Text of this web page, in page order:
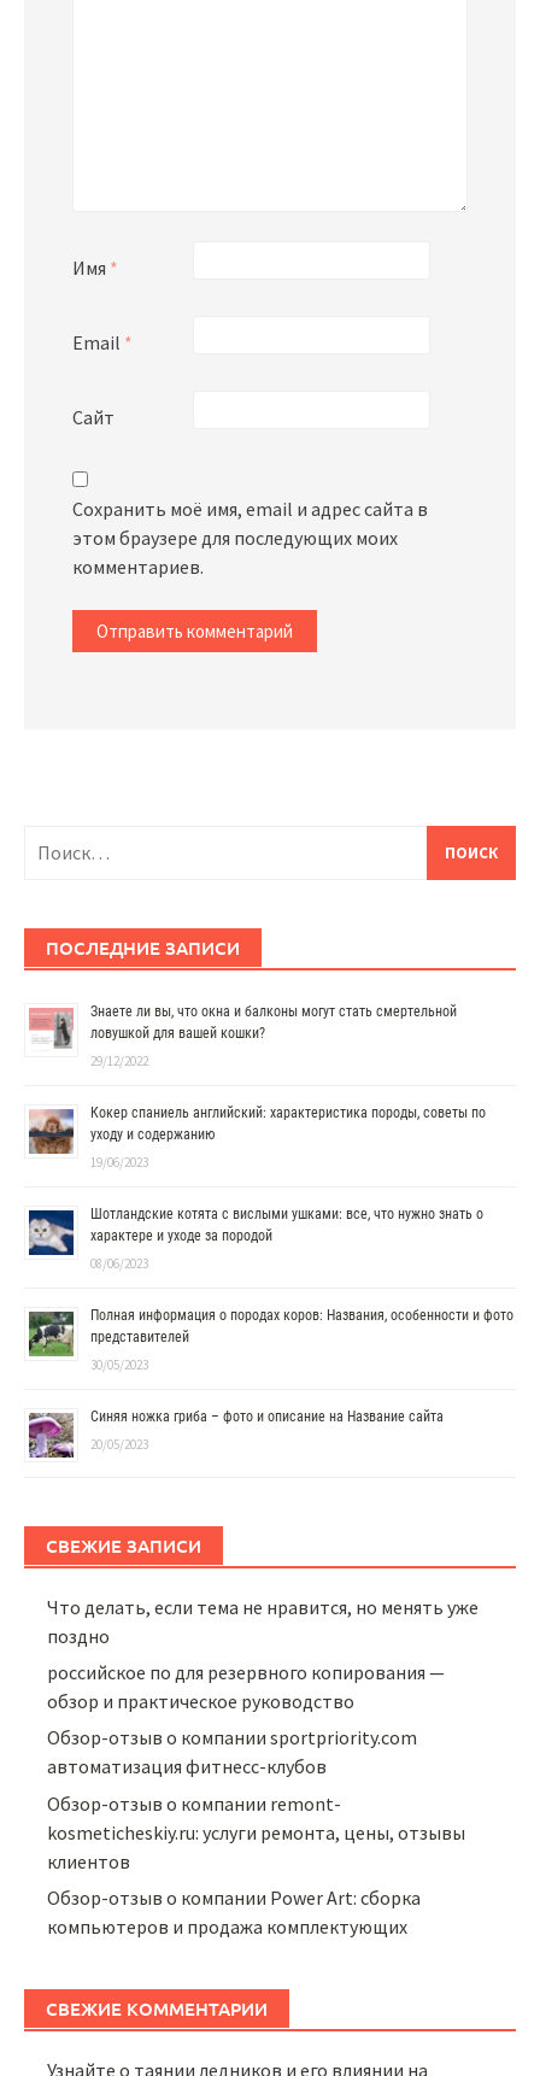
Имя *
Email *
Сайт
Сохранить моё имя, email и адрес сайта в
этом браузере для последующих моих
комментариев.
ПОСЛЕДНИЕ ЗАПИСИ
Знаете ли вы, что окна и балконы могут стать смертельной
ловушкой для вашей кошки?
29/12/2022
Кокер спаниель английский: характеристика породы, советы по
уходу и содержанию
19/06/2023
Шотландские котята с вислыми ушками: все, что нужно знать о
характере и уходе за породой
08/06/2023
Полная информация о породах коров: Названия, особенности и фото
представителей
30/05/2023
Синяя ножка гриба – фото и описание на Название сайта
20/05/2023
СВЕЖИЕ ЗАПИСИ
Что делать, если тема не нравится, но менять уже
поздно
российское по для резервного копирования —
обзор и практическое руководство
Обзор-отзыв о компании sportpriority.com
автоматизация фитнесс-клубов
Обзор-отзыв о компании remont-
kosmeticheskiy.ru: услуги ремонта, цены, отзывы
клиентов
Обзор-отзыв о компании Power Art: сборка
компьютеров и продажа комплектующих
СВЕЖИЕ КОММЕНТАРИИ
Узнайте о таянии ледников и его влиянии на